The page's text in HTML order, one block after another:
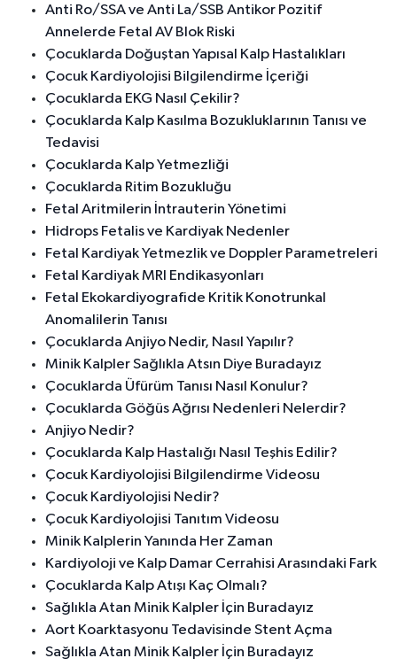
Anti Ro/SSA ve Anti La/SSB Antikor Pozitif
Annelerde Fetal AV Blok Riski
Çocuklarda Doğuştan Yapısal Kalp Hastalıkları
Çocuk Kardiyolojisi Bilgilendirme İçeriği
Çocuklarda EKG Nasıl Çekilir?
Çocuklarda Kalp Kasılma Bozukluklarının Tanısı ve
Tedavisi
Çocuklarda Kalp Yetmezliği
Çocuklarda Ritim Bozukluğu
Fetal Aritmilerin İntrauterin Yönetimi
Hidrops Fetalis ve Kardiyak Nedenler
Fetal Kardiyak Yetmezlik ve Doppler Parametreleri
Fetal Kardiyak MRI Endikasyonları
Fetal Ekokardiyografide Kritik Konotrunkal
Anomalilerin Tanısı
Çocuklarda Anjiyo Nedir, Nasıl Yapılır?
Minik Kalpler Sağlıkla Atsın Diye Buradayız
Çocuklarda Üfürüm Tanısı Nasıl Konulur?
Çocuklarda Göğüs Ağrısı Nedenleri Nelerdir?
Anjiyo Nedir?
Çocuklarda Kalp Hastalığı Nasıl Teşhis Edilir?
Çocuk Kardiyolojisi Bilgilendirme Videosu
Çocuk Kardiyolojisi Nedir?
Çocuk Kardiyolojisi Tanıtım Videosu
Minik Kalplerin Yanında Her Zaman
Kardiyoloji ve Kalp Damar Cerrahisi Arasındaki Fark
Çocuklarda Kalp Atışı Kaç Olmalı?
Sağlıkla Atan Minik Kalpler İçin Buradayız
Aort Koarktasyonu Tedavisinde Stent Açma
Sağlıkla Atan Minik Kalpler İçin Buradayız